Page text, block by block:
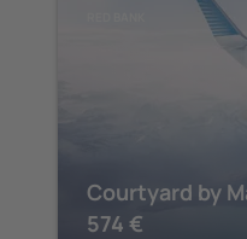
Courtyard by
574 €